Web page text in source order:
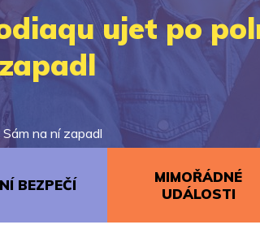
ujet po
na ní zapadl
BEZPEČÍ
MIMOŘÁDNÉ
UDÁLOSTI